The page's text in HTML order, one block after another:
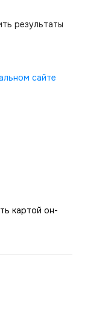
результаты
сайте
картой он-